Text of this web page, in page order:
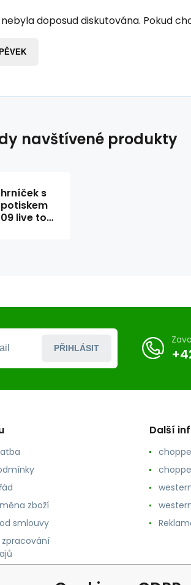
doposud diskutována. Pokud
navštívené produkty
hrníček s
potiskem
09 live to
PŘIHLÁSIT
zboží
smlouvy
Další